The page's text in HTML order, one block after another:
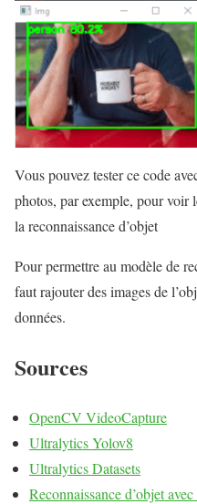
Vous pouvez tester ce code
photos, par exemple, pour voir
la reconnaissance d’objet
Pour permettre au modèle de
faut rajouter des images de
données.
Sources
OpenCV VideoCapture
Ultralytics Yolov8
Ultralytics Datasets
Reconnaissance d’objet